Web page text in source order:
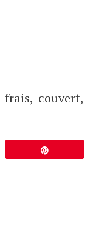
couvert,